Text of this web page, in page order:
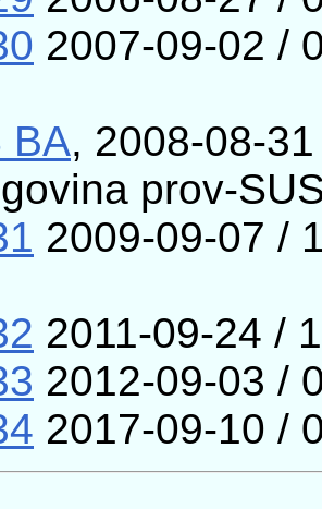
2007-09-02 /
BA, 2008-08-
prov-
2009-09-07 /
2011-09-24 /
2012-09-03 /
2017-09-10 /